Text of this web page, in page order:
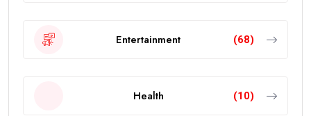
Entertainment (68)
Health (10)